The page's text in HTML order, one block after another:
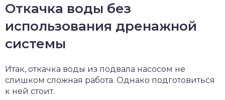
Откачка воды без
использования дренажной
системы
Итак, откачка воды из подвала насосом не
слишком сложная работа. Однако подготовиться
к ней стоит.